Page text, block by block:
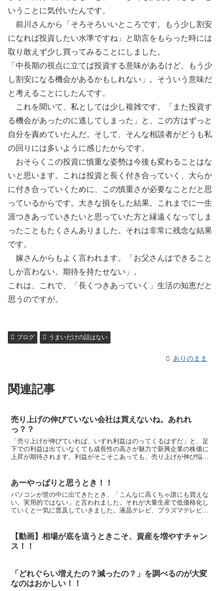
いうことに気付いたんです。
前川さんから「そろそろいいところです。もう少し割安
になれば投資したい水準ですね」と助言をもらった時には
取り敢えず少し買ってみることにしました。
「中長期の視点に立てば投資する意味があるけど、もう少
し割安になる機会があるかもしれない」。そういう意味だ
と考えることにしたんです。
これを聞いて、私としては少し複雑です。「また投資す
る機会があったのに逃してしまった」と、この方はずっと
自分を責めていたんだ。そして、そんな相談者がどうも私
の回りには多いように感じたからです。
おそらくこの投資に慎重な姿勢は今後も変わることはな
いと思います。これは投資と長く付き合っていく、大らか
に付き合っていくために、この慎重さが必要なことだと思
っているからです。大きな損をした結果、これまでに一生
涯つきあっていきたいと思っていた方と縁遠くなってしま
ったこともたくさんありました。それは非常に残念な結果
です。
嫁さんからもよく言われます。「お父さんはできること
しか言わない。期待を持たせない」。
これは、これで、「長くつきあっていく」生活の知恵だと
思うのですが。
ブログ うまいだけの話はない
ありのまま
関連記事
売り上げの伸びていない会社は買えないね。あれれ
っ？？
「売り上げが伸びていれば、いずれ利益はのってくるはずだ」と、足
下での利益は出ていなくても成長性の高さが魅力で新興企業の株価に
上昇が期待されます。利益がそこそこあっても、売り上げが伸び悩ん
あーやっぱりと思うとき！！
パソコンが世の中に出てきたとき、「こんなに高くちゃ誰にも買えな
い。実用的ではない」と言われました。それが大量生産で低価格化し
ていくと一気に普及していきました。液晶テレビ、プラズマテレビが
【動画】相場が底を這うときこそ、資産を増やすチャン
ス！！
「どれぐらい増えたの？減ったの？」を調べるのが大変
なのはおかしい！！